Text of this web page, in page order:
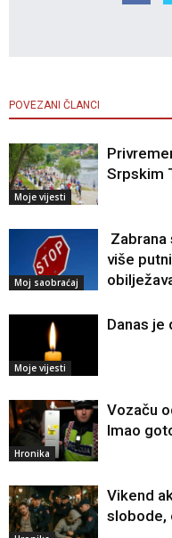
POVEZANI ČLANCI
Moje vijesti
Srpskim
Moj saobraćaj
Zabrana
više
Moje vijesti
Danas je
Hronika
Vozaču
Imao
Vikend
slobode,